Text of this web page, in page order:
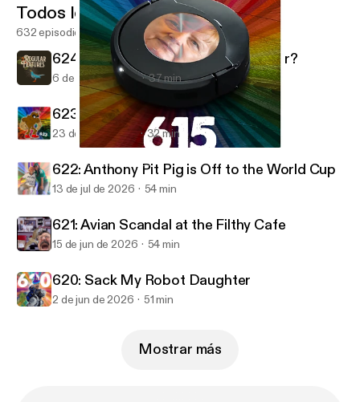
Regular Features
Todos los episodios
632 episodios
624: Why You So Nasty, Your Honour?
6 de ago de 2026 37 min
623: Murky Dismal's Jizz Baptismal
23 de jul de 2026 32 min
622: Anthony Pit Pig is Off to the World Cup
13 de jul de 2026 54 min
621: Avian Scandal at the Filthy Cafe
15 de jun de 2026 54 min
620: Sack My Robot Daughter
2 de jun de 2026 51 min
Mostrar más